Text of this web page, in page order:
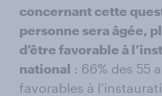
concernant cette
personne sera âgée,
d’être favorable à
national : 66% des 55
favorables à